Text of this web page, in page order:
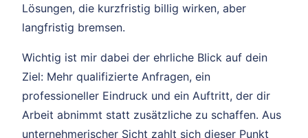
Lösungen, die kurzfristig billig wirken, aber
langfristig bremsen.
Wichtig ist mir dabei der ehrliche Blick auf dein
Ziel: Mehr qualifizierte Anfragen, ein
professioneller Eindruck und ein Auftritt, der dir
Arbeit abnimmt statt zusätzliche zu schaffen. Aus
unternehmerischer Sicht zahlt sich dieser Punkt